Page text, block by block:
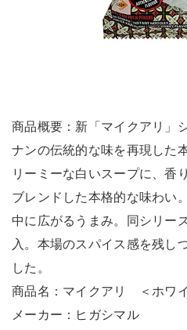
商品概要：新「マイクアリ」
ナンの伝統的な味を再現した
リーミーな白いスープに、香
ブレンドした本格的な味わい
中に広がるうまみ。同シリー
入。本場のスパイス感を残し
した。
商品名：マイクアリ ＜ホワ
メーカー：ヒガシマル